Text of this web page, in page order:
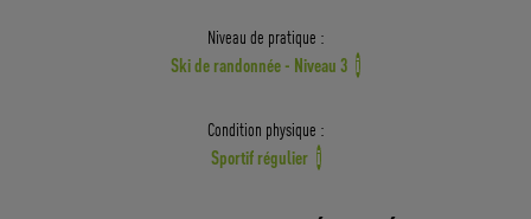
Niveau de pratique :
Ski de randonnée - Niveau 3 i
Condition physique :
Sportif régulier i